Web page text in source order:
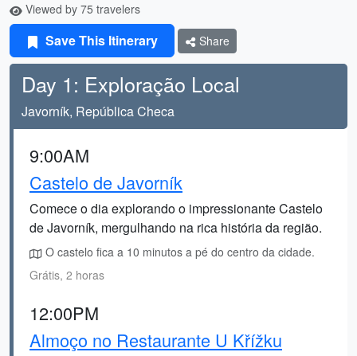
Viewed by 75 travelers
Save This Itinerary Share
Day 1: Exploração Local
Javorník, República Checa
9:00AM
Castelo de Javorník
Comece o dia explorando o impressionante Castelo
de Javorník, mergulhando na rica história da região.
O castelo fica a 10 minutos a pé do centro da cidade.
Grátis, 2 horas
12:00PM
Almoço no Restaurante U Křížku